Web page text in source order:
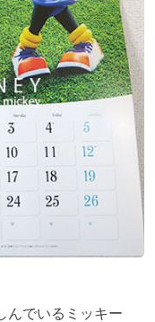
んでいるミッキー